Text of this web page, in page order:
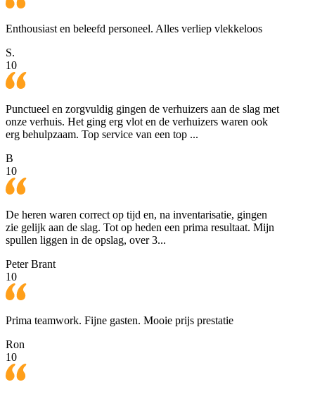
Enthousiast en beleefd personeel. Alles verliep vlekkeloos
S.
10
Punctueel en zorgvuldig gingen de verhuizers aan de slag met
onze verhuis. Het ging erg vlot en de verhuizers waren ook
erg behulpzaam. Top service van een top ...
B
10
De heren waren correct op tijd en, na inventarisatie, gingen
zie gelijk aan de slag. Tot op heden een prima resultaat. Mijn
spullen liggen in de opslag, over 3...
Peter Brant
10
Prima teamwork. Fijne gasten. Mooie prijs prestatie
Ron
10